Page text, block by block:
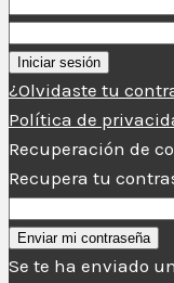
¿Olvidaste tu
Política de
Recuperación de
Recupera tu
Se te ha enviado